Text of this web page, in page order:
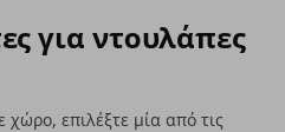
για ντουλάπες
χώρο, επιλέξτε μία από τις